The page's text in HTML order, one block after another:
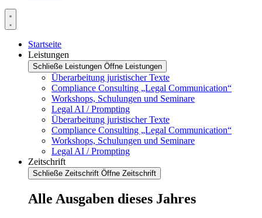
Startseite
Leistungen
Schließe Leistungen Öffne Leistungen
Überarbeitung juristischer Texte
Compliance Consulting „Legal Communication“
Workshops, Schulungen und Seminare
Legal AI / Prompting
Überarbeitung juristischer Texte
Compliance Consulting „Legal Communication“
Workshops, Schulungen und Seminare
Legal AI / Prompting
Zeitschrift
Schließe Zeitschrift Öffne Zeitschrift
Alle Ausgaben dieses Jahres